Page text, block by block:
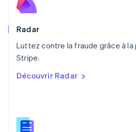
Radar
Luttez contre la fraude grâce à la
Stripe.
Découvrir Radar
Nouvelle-Zélande
English
Pays-Bas
Pologne
English
PortuguêsEnglish
English